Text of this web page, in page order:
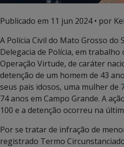
Publicado em 11 jun 2024• por
A Polícia Civil do Mato Grosso do
Delegacia de Polícia, em
Operação Virtude, de caráter
detenção de um homem de 43
seus pais idosos, uma mulher de
74 anos em Campo Grande. A
100 e a detenção ocorreu na
Por se tratar de infração de
registrado Termo